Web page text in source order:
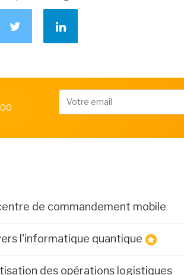
de commandement mobile
l'informatique quantique
des opérations logistiques